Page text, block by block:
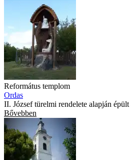
Református templom
Ordas
II. József türelmi rendelete alapján
Bővebben